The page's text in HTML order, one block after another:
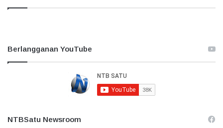
Berlangganan YouTube
NTBSatu Newsroom